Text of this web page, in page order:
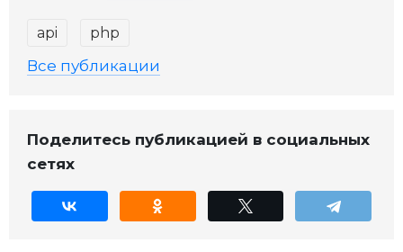
api php
Все публикации
Поделитесь публикацией в социальных
сетях